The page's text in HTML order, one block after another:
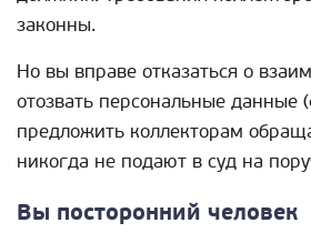
законны.
Но вы вправе отказаться о
отозвать персональные
предложить коллекторам
никогда не подают в суд на
Вы посторонний человек